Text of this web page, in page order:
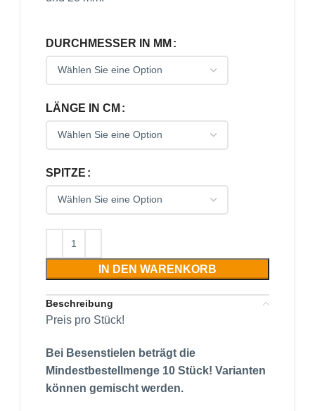
DURCHMESSER IN MM
LÄNGE IN CM
SPITZE
IN DEN WARENKORB
Beschreibung
Preis pro Stück!
Bei Besenstielen beträgt die
Mindestbestellmenge 10 Stück! Varianten
können gemischt werden.